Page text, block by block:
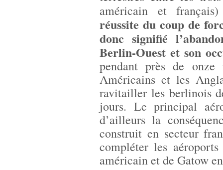
américain et
réussite du coup de
donc signifié
Berlin-Ouest et son
pendant près de
Américains et les
ravitailler les berlinois
jours. Le principal
d’ailleurs la
construit en secteur
compléter les
américain et de Gatow